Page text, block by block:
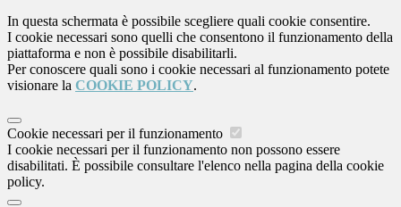
In questa schermata è possibile scegliere quali cookie consentire.
I cookie necessari sono quelli che consentono il funzionamento della
piattaforma e non è possibile disabilitarli.
Per conoscere quali sono i cookie necessari al funzionamento potete
visionare la COOKIE POLICY.
Cookie necessari per il funzionamento
I cookie necessari per il funzionamento non possono essere
disabilitati. È possibile consultare l'elenco nella pagina della cookie
policy.